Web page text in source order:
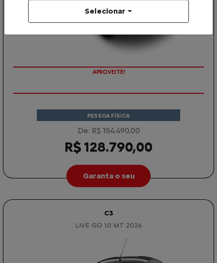
APROVEITE!
PESSOA FÍSICA
De: R$ 154.490,00
R$ 128.790,00
Garanta o seu
C3
LIVE GO 1.0 MT 2026
Selecionar